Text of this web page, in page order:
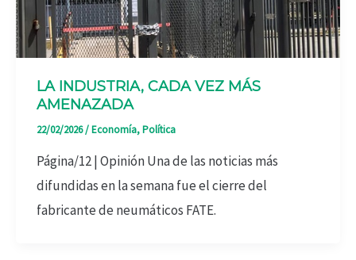
LA INDUSTRIA, CADA VEZ MÁS
AMENAZADA
22/02/2026/Economía,Política
Página/12 | Opinión Una de las noticias más
difundidas en la semana fue el cierre del
fabricante de neumáticos FATE.